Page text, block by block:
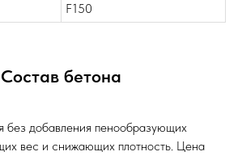
F150
Состав бетона
без добавления пенообразующих
вес и снижающих плотность. Цена